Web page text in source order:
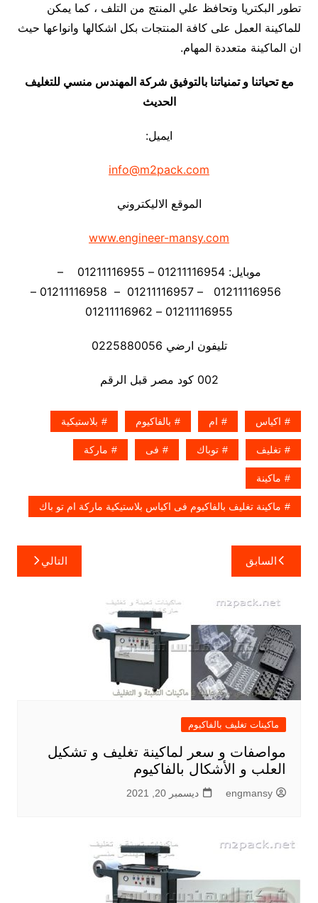
تطور البكتريا وتحافظ علي المنتج من التلف ، كما يمكن
للماكينة العمل على كافة المنتجات بكل اشكالها وانواعها حيث
ان الماكينة متعددة المهام.
مع تحياتنا و تمنياتنا بالتوفيق شركة المهندس منسي للتغليف
الحديث
ايميل:
info@m2pack.com
الموقع الاليكتروني
www.engineer-mansy.com
موبايل: 01211116954 – 01211116955 –
01211116956 – 01211116957 – 01211116958 –
01211116955 – 01211116962
تليفون ارضي 0225880056
002 كود مصر قبل الرقم
اكياس ام بالفاكيوم بلاستيكية
تغليف توباك فى ماركة
ماكينة
ماكينة تغليف بالفاكيوم فى اكياس بلاستيكية ماركة ام تو باك
تصفّح
المقالات
السابق التالي
ماكينات تغليف بالفاكيوم
مواصفات و سعر لماكينة تغليف و تشكيل
العلب و الأشكال بالفاكيوم
engmansy ديسمبر 20, 2021